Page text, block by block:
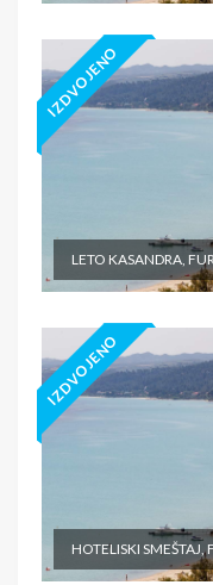
IZDVOJENO
LETO KASANDRA,
IZDVOJENO
HOTELISKI SMEŠTAJ,